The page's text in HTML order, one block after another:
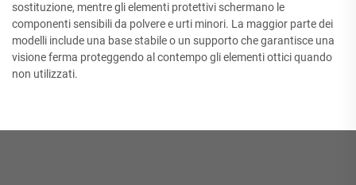
sostituzione, mentre gli elementi protettivi schermano le
componenti sensibili da polvere e urti minori. La maggior parte dei
modelli include una base stabile o un supporto che garantisce una
visione ferma proteggendo al contempo gli elementi ottici quando
non utilizzati.